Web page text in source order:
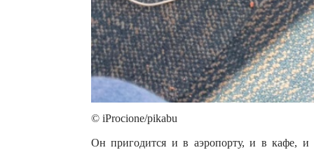
© iProcione/pikabu
Он пригодится и в аэропорту, и в кафе,